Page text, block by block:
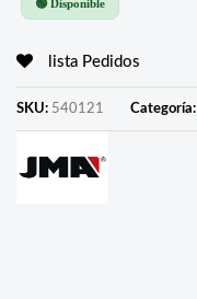
🟢 Disponible
lista Pedidos
SKU: 540121 Categoría: